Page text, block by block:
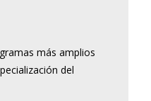
más amplios
del